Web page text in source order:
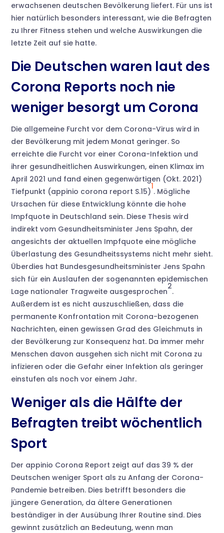
erwachsenen deutschen Bevölkerung liefert. Für uns ist
hier natürlich besonders interessant, wie die Befragten
zu Ihrer Fitness stehen und welche Auswirkungen die
letzte Zeit auf sie hatte.
Die Deutschen waren laut des
Corona Reports noch nie
weniger besorgt um Corona
Die allgemeine Furcht vor dem Corona-Virus wird in
der Bevölkerung mit jedem Monat geringer. So
erreichte die Furcht vor einer Corona-Infektion und
ihrer gesundheitlichen Auswirkungen, einen Klimax im
April 2021 und fand einen gegenwärtigen (Okt. 2021)
Tiefpunkt (appinio corona report S.15)
1
. Mögliche
Ursachen für diese Entwicklung könnte die hohe
Impfquote in Deutschland sein. Diese Thesis wird
indirekt vom Gesundheitsminister Jens Spahn, der
angesichts der aktuellen Impfquote eine mögliche
Überlastung des Gesundheitssystems nicht mehr sieht.
Überdies hat Bundesgesundheitsminister Jens Spahn
sich für ein Auslaufen der sogenannten epidemischen
Lage nationaler Tragweite ausgesprochen
2
.
Außerdem ist es nicht auszuschließen, dass die
permanente Konfrontation mit Corona-bezogenen
Nachrichten, einen gewissen Grad des Gleichmuts in
der Bevölkerung zur Konsequenz hat. Da immer mehr
Menschen davon ausgehen sich nicht mit Corona zu
infizieren oder die Gefahr einer Infektion als geringer
einstufen als noch vor einem Jahr.
Weniger als die Hälfte der
Befragten treibt wöchentlich
Sport
Der appinio Corona Report zeigt auf das 39 % der
Deutschen weniger Sport als zu Anfang der Corona-
Pandemie betreiben. Dies betrifft besonders die
jüngere Generation, da ältere Generationen
beständiger in der Ausübung Ihrer Routine sind. Dies
gewinnt zusätzlich an Bedeutung, wenn man